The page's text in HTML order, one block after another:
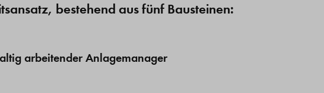
bestehend aus fünf Bausteinen:
arbeitender Anlagemanager